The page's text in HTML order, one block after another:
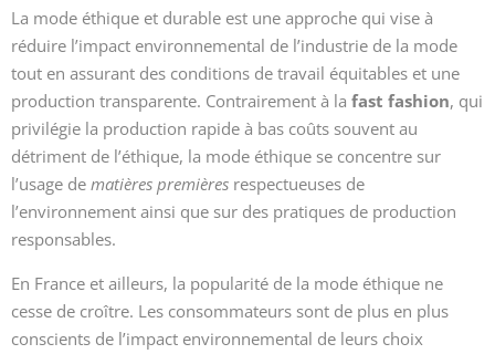
La mode éthique et durable est une approche qui vise à
réduire l’impact environnemental de l’industrie de la mode
tout en assurant des conditions de travail équitables et une
production transparente. Contrairement à la fast fashion, qui
privilégie la production rapide à bas coûts souvent au
détriment de l’éthique, la mode éthique se concentre sur
l’usage de matières premières respectueuses de
l’environnement ainsi que sur des pratiques de production
responsables.
En France et ailleurs, la popularité de la mode éthique ne
cesse de croître. Les consommateurs sont de plus en plus
conscients de l’impact environnemental de leurs choix